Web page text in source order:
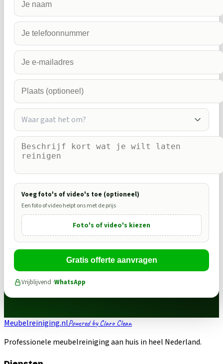
Waar gaat het om?
Voeg foto's of video's toe (optioneel)
Een foto of video helpt ons met de prijs
Foto's of video's kiezen
Gratis offerte aanvragen
Vrijblijvend ·WhatsApp
Meubelreiniging.nlPowered by Claro Clean
Professionele meubelreiniging aan huis in heel Nederland.